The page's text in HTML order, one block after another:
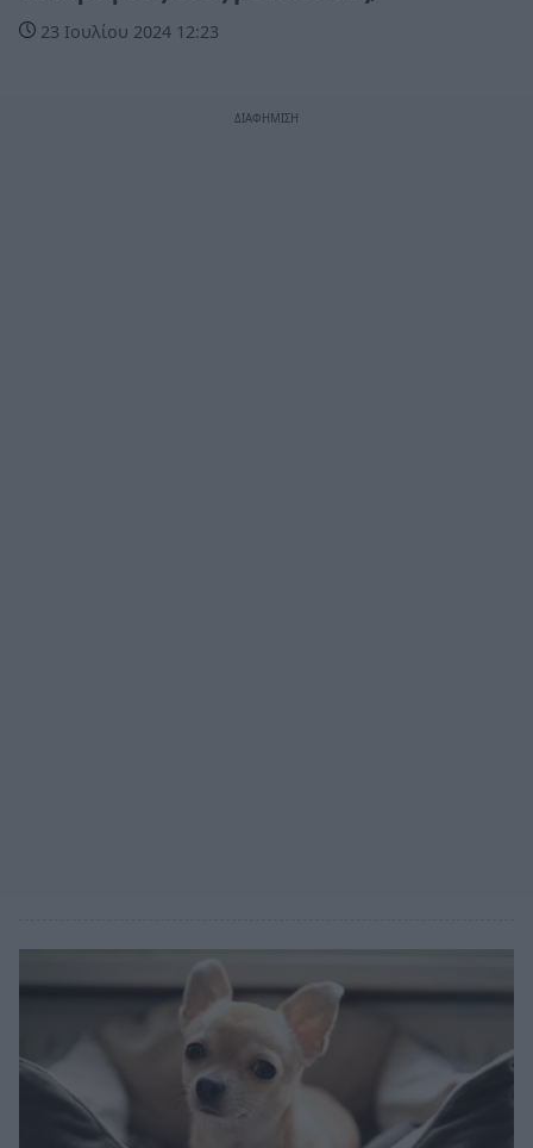
23 Ιουλίου 2024 12:23